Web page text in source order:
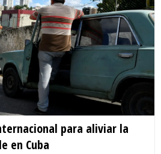
para aliviar la
en Cuba